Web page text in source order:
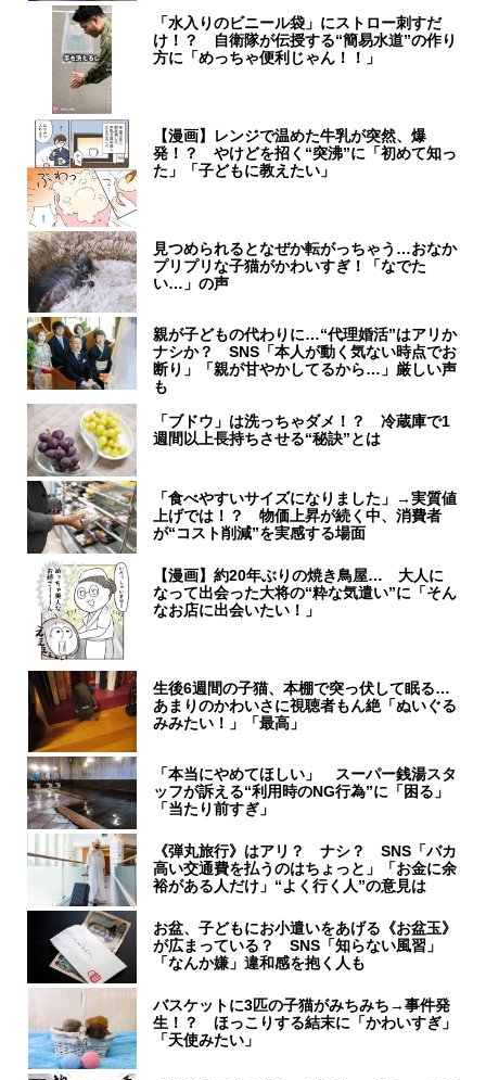
「水入りのビニール袋」にストロー刺すだ
け！？ 自衛隊が伝授する“簡易水道”の作り
方に「めっちゃ便利じゃん！！」
【漫画】レンジで温めた牛乳が突然、爆
発！？ やけどを招く“突沸”に「初めて知っ
た」「子どもに教えたい」
見つめられるとなぜか転がっちゃう…おなか
プリプリな子猫がかわいすぎ！「なでた
い…」の声
親が子どもの代わりに…“代理婚活”はアリか
ナシか？ SNS「本人が動く気ない時点でお
断り」「親が甘やかしてるから…」厳しい声
も
「ブドウ」は洗っちゃダメ！？ 冷蔵庫で1
週間以上長持ちさせる“秘訣”とは
「食べやすいサイズになりました」→実質値
上げでは！？ 物価上昇が続く中、消費者
が“コスト削減”を実感する場面
【漫画】約20年ぶりの焼き鳥屋… 大人に
なって出会った大将の“粋な気遣い”に「そん
なお店に出会いたい！」
生後6週間の子猫、本棚で突っ伏して眠る…
あまりのかわいさに視聴者もん絶「ぬいぐる
みみたい！」「最高」
「本当にやめてほしい」 スーパー銭湯スタ
ッフが訴える“利用時のNG行為”に「困る」
「当たり前すぎ」
《弾丸旅行》はアリ？ ナシ？ SNS「バカ
高い交通費を払うのはちょっと」「お金に余
裕がある人だけ」“よく行く人”の意見は
お盆、子どもにお小遣いをあげる《お盆玉》
が広まっている？ SNS「知らない風習」
「なんか嫌」違和感を抱く人も
バスケットに3匹の子猫がみちみち→事件発
生！？ ほっこりする結末に「かわいすぎ」
「天使みたい」